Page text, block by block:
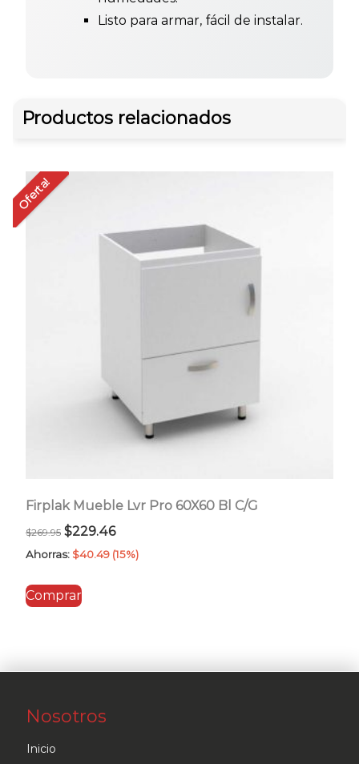
Listo para armar, fácil de instalar.
Productos relacionados
Oferta!
Firplak Mueble Lvr Pro 60X60 Bl C/G
$269.95 El
precio
era:
$229.46El
precio
Ahorras: $40.49 (15%)
Comprar
Nosotros
Inicio